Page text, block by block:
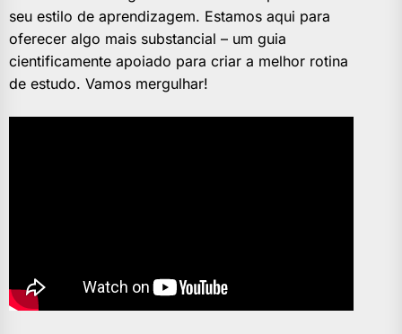
seu estilo de aprendizagem. Estamos aqui para
oferecer algo mais substancial – um guia
cientificamente apoiado para criar a melhor rotina
de estudo. Vamos mergulhar!